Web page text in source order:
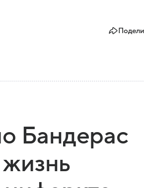
Бандерас
жизнь